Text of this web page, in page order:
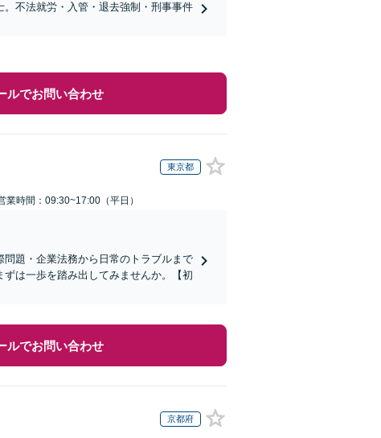
。不法就労・入管・退去強制・刑事事件
ルでお問い合わせ
東京都
業時間：09:30~17:00（平日）
問題・企業法務から日常のトラブルまで
は一歩を踏み出してみませんか。【初
ルでお問い合わせ
京都府